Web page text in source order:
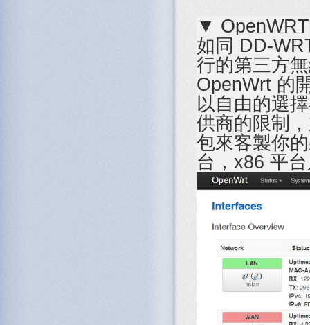
▼ OpenWRT
如同 DD-
行的第三方
OpenWrt 的
以自由的選
供商的限制
包來客製你
台，x86 平